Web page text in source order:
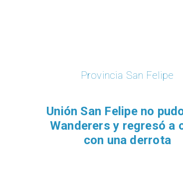
Provincia San Felipe
Unión San Felipe no pudo con
Wanderers y regresó a casa
con una derrota